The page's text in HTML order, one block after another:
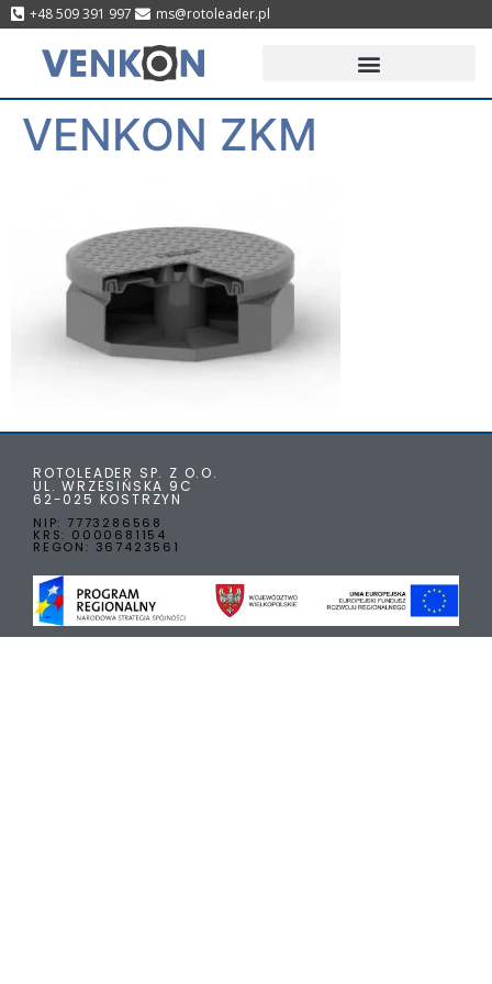
+48 509 391 997 ms@rotoleader.pl
VENKON ZKM
ROTOLEADER SP. Z O.O.
UL. WRZESIŃSKA 9C
62-025 KOSTRZYN
NIP: 7773286568
KRS: 0000681154
REGON: 367423561